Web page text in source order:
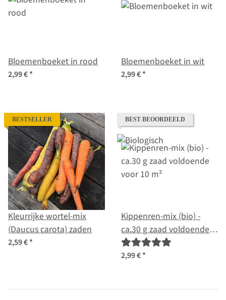
Bloemenboeket in rood
2,99 €*
Bloemenboeket in wit
2,99 €*
BESTSELLER
Kleurrijke wortel-mix
(Daucus carota) zaden
2,59 €*
BEST BEOORDEELD
Kippenren-mix (bio) -
ca.30 g zaad voldoende
voor 10 m²
2,99 €*